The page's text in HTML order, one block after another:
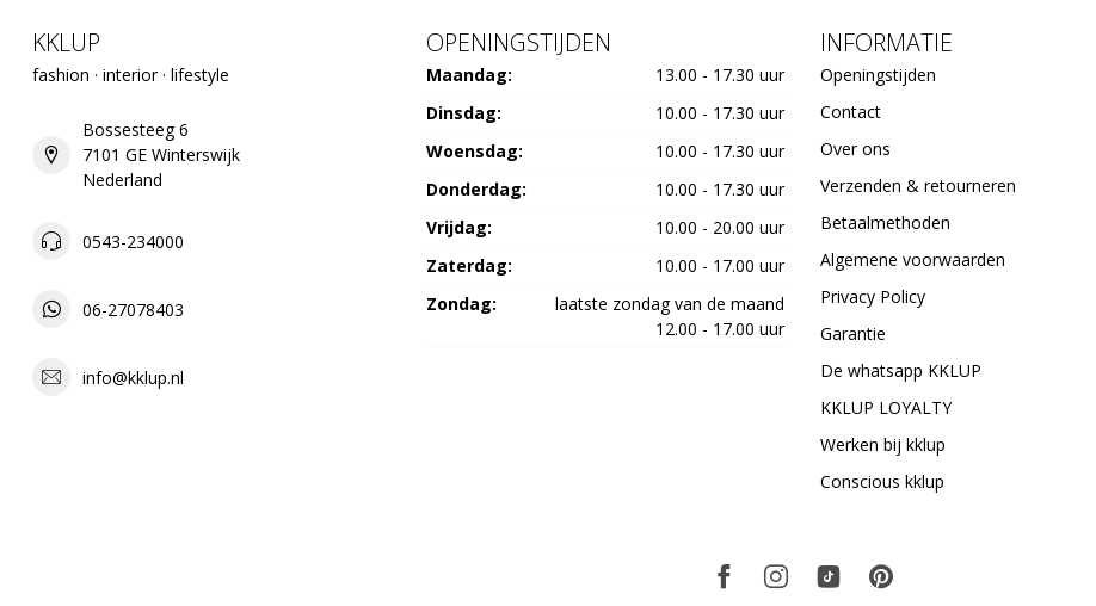
KKLUP
fashion · interior · lifestyle
Bossesteeg 6
7101 GE Winterswijk
Nederland
0543-234000
06-27078403
info@kklup.nl
OPENINGSTIJDEN
Maandag:
13.00 - 17.30 uur
Dinsdag:
10.00 - 17.30 uur
Woensdag:
10.00 - 17.30 uur
Donderdag:
10.00 - 17.30 uur
Vrijdag:
10.00 - 20.00 uur
Zaterdag:
10.00 - 17.00 uur
Zondag:
laatste zondag van de maand
12.00 - 17.00 uur
INFORMATIE
Openingstijden
Contact
Over ons
Verzenden & retourneren
Betaalmethoden
Algemene voorwaarden
Privacy Policy
Garantie
De whatsapp KKLUP
KKLUP LOYALTY
Werken bij kklup
Conscious kklup